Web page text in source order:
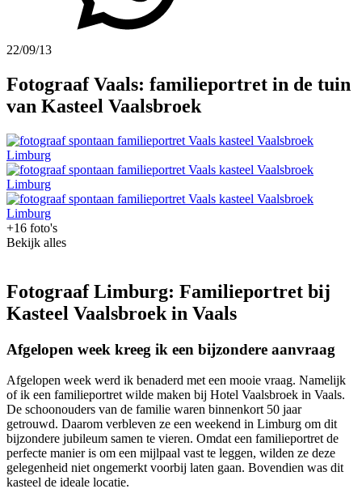
22/09/13
Fotograaf Vaals: familieportret in de tuin
van Kasteel Vaalsbroek
+16 foto's
Bekijk alles
Fotograaf Limburg: Familieportret bij
Kasteel Vaalsbroek in Vaals
Afgelopen week kreeg ik een bijzondere aanvraag
Afgelopen week werd ik benaderd met een mooie vraag. Namelijk
of ik een familieportret wilde maken bij Hotel Vaalsbroek in Vaals.
De schoonouders van de familie waren binnenkort 50 jaar
getrouwd. Daarom verbleven ze een weekend in Limburg om dit
bijzondere jubileum samen te vieren. Omdat een familieportret de
perfecte manier is om een mijlpaal vast te leggen, wilden ze deze
gelegenheid niet ongemerkt voorbij laten gaan. Bovendien was dit
kasteel de ideale locatie.